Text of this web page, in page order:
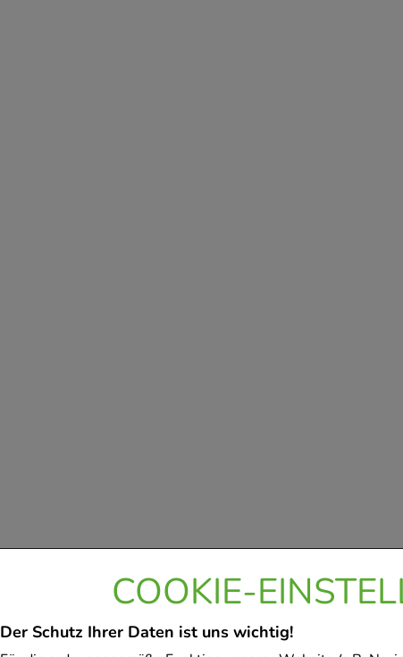
COOKIE-
Der Schutz Ihrer Daten ist uns wichtig!